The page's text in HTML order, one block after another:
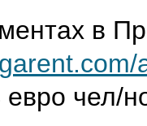
в
евро